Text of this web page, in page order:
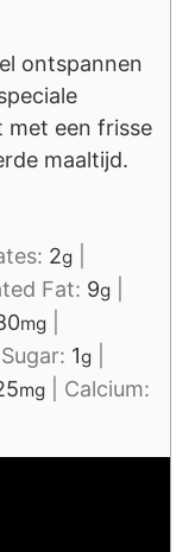
ontspannen
met een frisse
maaltijd.
2g
Fat: 9g
mg
Sugar: 1g
mg
Calcium: